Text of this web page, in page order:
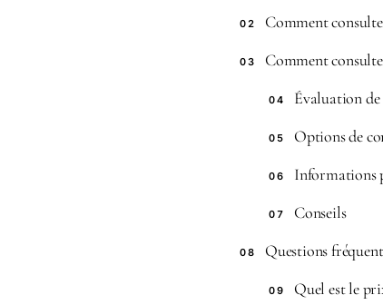
02 Comment
03 Comment
04 Évaluation de
05 Options de
06 Informations
07 Conseils
08 Questions
09 Quel est le